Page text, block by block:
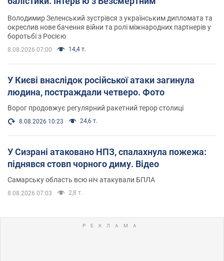
Володимир Зеленський зустрівся з українським дипломата та
окреслив нове бачення війни та ролі міжнародних партнерів у
боротьбі з Росією
8.08.2026 07:00 14,4 т.
У Києві внаслідок російської атаки загинула
людина, постраждали четверо. Фото
Ворог продовжує регулярний ракетний терор столиці
8.08.2026 10:23 24,6 т.
У Сизрані атаковано НПЗ, спалахнула пожежа:
піднявся стовп чорного диму. Відео
Самарську область всю ніч атакували БПЛА
8.08.2026 07:03 2,8 т.